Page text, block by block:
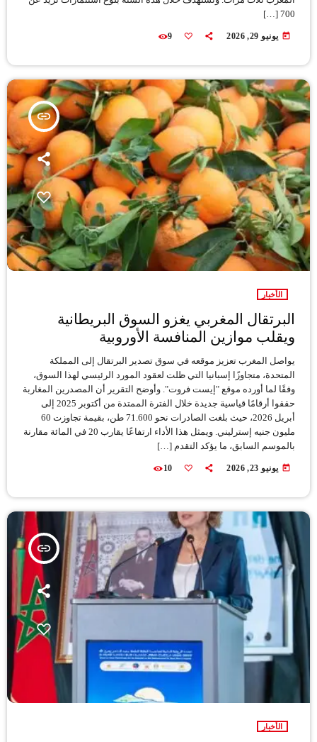
700 […]
today يونيو 29, 2026 9
insert_link
الأخبار
البرتقال المغربي يغزو السوق البريطانية
ويقلب موازين المنافسة الأوروبية
يواصل المغرب تعزيز موقعه في سوق تصدير البرتقال إلى المملكة
المتحدة، متجاوزًا إسبانيا التي ظلت لعقود المورد الرئيسي لهذا السوق،
وفقًا لما أورده موقع "إيست فروت". وأوضح التقرير أن المصدرين المغاربة
حققوا أرقامًا قياسية جديدة خلال الفترة الممتدة من أكتوبر 2025 إلى
أبريل 2026، حيث بلغت الصادرات نحو 71.600 طن، بقيمة تجاوزت 60
مليون جنيه إسترليني. ويمثل هذا الأداء ارتفاعًا يقارب 20 في المائة مقارنة
بالموسم السابق، ما يؤكد التقدم […]
today يونيو 23, 2026 10
insert_link
الأخبار